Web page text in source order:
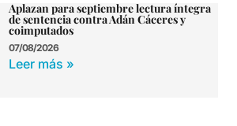
Aplazan para septiembre lectura íntegra
de sentencia contra Adán Cáceres y
coimputados
07/08/2026
Leer más »